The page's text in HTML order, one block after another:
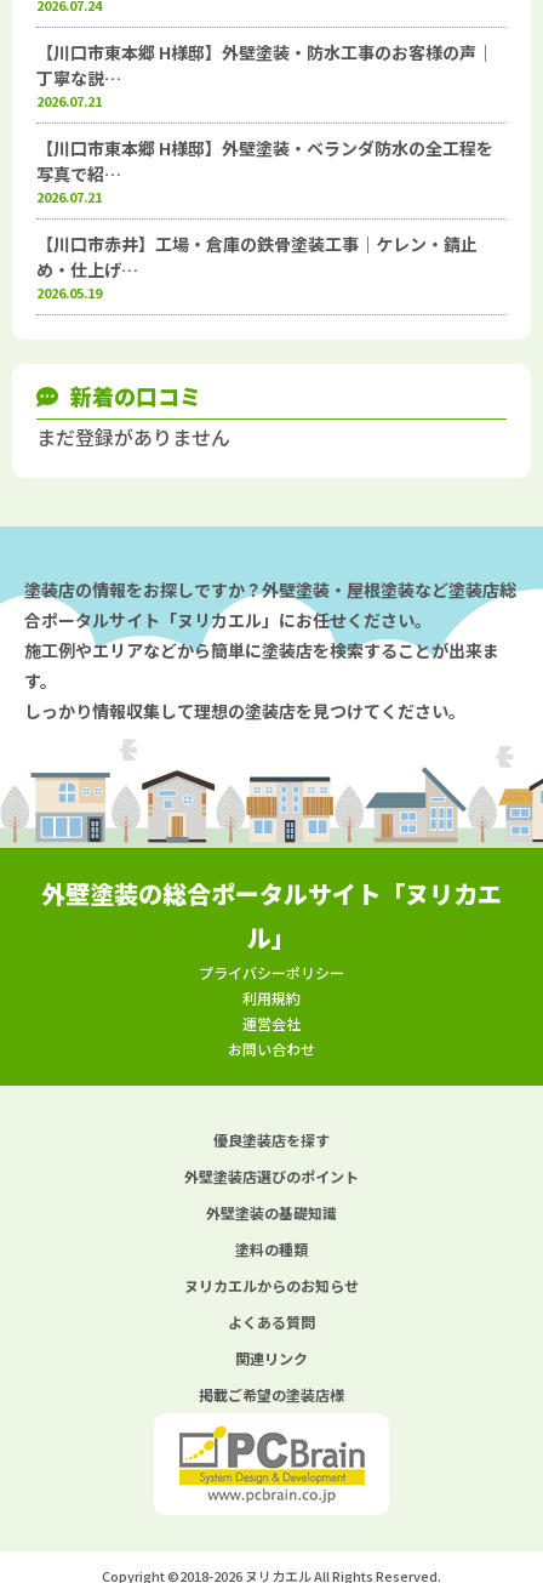
2026.07.24
【川口市東本郷 H様邸】外壁塗装・防水工事のお客様の声｜
丁寧な説…
2026.07.21
【川口市東本郷 H様邸】外壁塗装・ベランダ防水の全工程を
写真で紹…
2026.07.21
【川口市赤井】工場・倉庫の鉄骨塗装工事｜ケレン・錆止
め・仕上げ…
2026.05.19
新着の口コミ
まだ登録がありません
塗装店の情報をお探しですか？外壁塗装・屋根塗装など塗装店総
合ポータルサイト「ヌリカエル」にお任せください。
施工例やエリアなどから簡単に塗装店を検索することが出来ま
す。
しっかり情報収集して理想の塗装店を見つけてください。
外壁塗装の総合ポータルサイト「ヌリカエ
ル」
プライバシーポリシー
利用規約
運営会社
お問い合わせ
優良塗装店を探す
外壁塗装店選びのポイント
外壁塗装の基礎知識
塗料の種類
ヌリカエルからのお知らせ
よくある質問
関連リンク
掲載ご希望の塗装店様
Copyright ©2018-2026 ヌリカエル All Rights Reserved.